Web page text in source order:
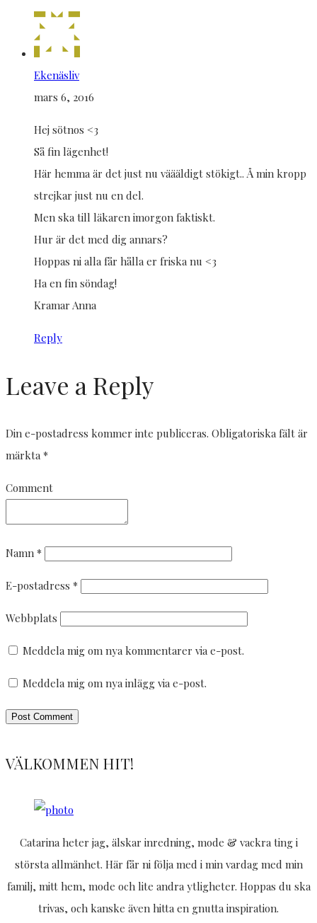
Ekenäsliv
mars 6, 2016
Hej sötnos <3
Så fin lägenhet!
Här hemma är det just nu väääldigt stökigt.. Å min kropp
strejkar just nu en del.
Men ska till läkaren imorgon faktiskt.
Hur är det med dig annars?
Hoppas ni alla får hålla er friska nu <3
Ha en fin söndag!
Kramar Anna
Reply
Leave a Reply
Din e-postadress kommer inte publiceras. Obligatoriska fält är
märkta *
Comment
Namn *
E-postadress *
Webbplats
Meddela mig om nya kommentarer via e-post.
Meddela mig om nya inlägg via e-post.
VÄLKOMMEN HIT!
Catarina heter jag, älskar inredning, mode & vackra ting i
största allmänhet. Här får ni följa med i min vardag med min
familj, mitt hem, mode och lite andra ytligheter. Hoppas du ska
trivas, och kanske även hitta en gnutta inspiration.